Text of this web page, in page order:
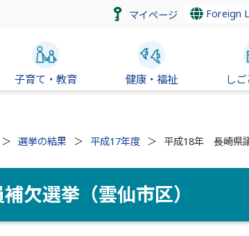
マイページ Foreign
子育て・教育 健康・福祉 し
選挙の結果 平成17年度 平成18年 長崎県
欠選挙（雲仙市区）